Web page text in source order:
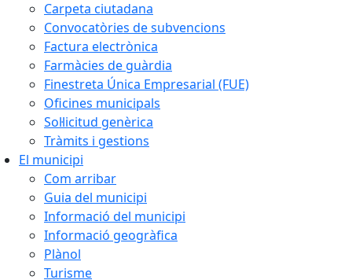
Carpeta ciutadana
Convocatòries de subvencions
Factura electrònica
Farmàcies de guàrdia
Finestreta Única Empresarial (FUE)
Oficines municipals
Sol·licitud genèrica
Tràmits i gestions
El municipi
Com arribar
Guia del municipi
Informació del municipi
Informació geogràfica
Plànol
Turisme